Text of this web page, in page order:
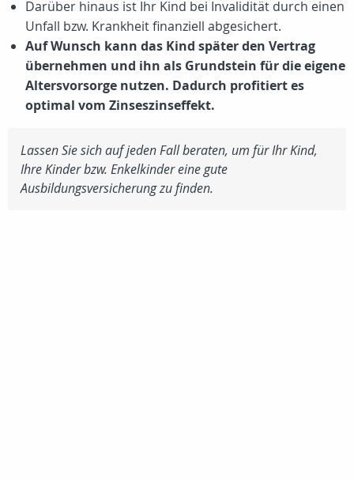
Darüber hinaus ist Ihr Kind bei Invalidität durch einen
Unfall bzw. Krankheit finanziell abgesichert.
Auf Wunsch kann das Kind später den Vertrag
übernehmen und ihn als Grundstein für die eigene
Altersvorsorge nutzen. Dadurch profitiert es
optimal vom Zinseszinseffekt.
Lassen Sie sich auf jeden Fall beraten, um für Ihr Kind,
Ihre Kinder bzw. Enkelkinder eine gute
Ausbildungsversicherung zu finden.